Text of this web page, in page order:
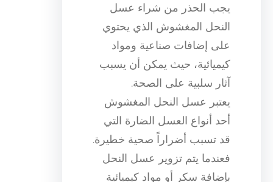
يجب الحذر من شراء عسل
النحل المغشوش الذي يحتوي
على إضافات صناعية ومواد
كيميائية، حيث يمكن أن يسبب
آثار سلبية على الصحة.
يعتبر عسل النحل المغشوش
أحد أنواع العسل الضارة التي
قد تسبب أضراراً صحية خطيرة.
فعندما يتم تزوير عسل النحل
بإضافة سكر أو مواد كيميائية